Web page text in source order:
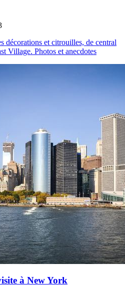
décorations et citrouilles, de central
Village. Photos et anecdotes
à New York